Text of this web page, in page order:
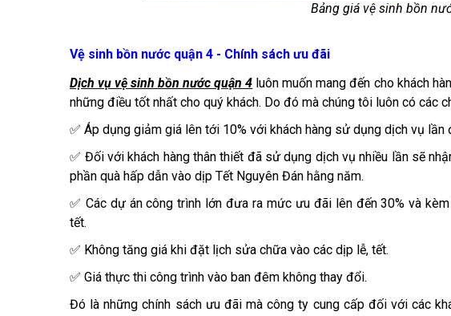
Bảng giá vệ sinh bồn
Vệ sinh bồn nước quận 4 - Chính sách ưu đãi
Dịch vụ vệ sinh bồn nước quận 4 luôn muốn mang đến cho khách
những điều tốt nhất cho quý khách. Do đó mà chúng tôi luôn có các
✅ Áp dụng giảm giá lên tới 10% với khách hàng sử dụng dịch vụ lần
✅ Đối với khách hàng thân thiết đã sử dụng dịch vụ nhiều lần sẽ
phần quà hấp dẫn vào dịp Tết Nguyên Đán hằng năm.
✅ Các dự án công trình lớn đưa ra mức ưu đãi lên đến 30% và
tết.
✅ Không tăng giá khi đặt lịch sửa chữa vào các dịp lễ, tết.
✅ Giá thực thi công trình vào ban đêm không thay đổi.
Đó là những chính sách ưu đãi mà công ty cung cấp đối với các